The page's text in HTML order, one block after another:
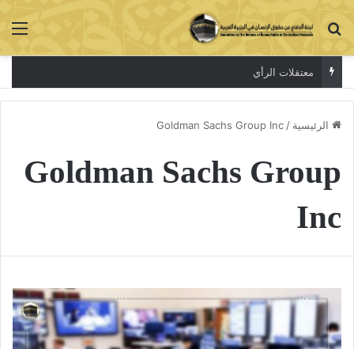
بحث عن
معتقلات الرأي
الرئيسية /
Goldman Sachs Group Inc
Goldman Sachs Group
Inc